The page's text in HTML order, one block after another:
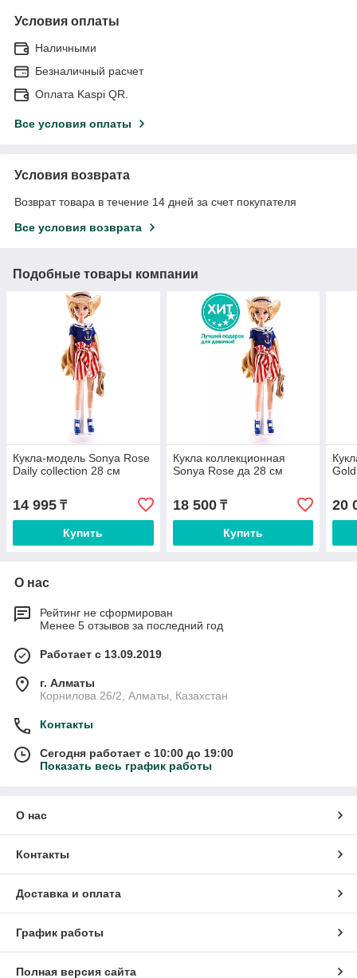
Условия оплаты
Наличными
Безналичный расчет
Оплата Kaspi QR.
Все условия оплаты
Условия возврата
Возврат товара в течение 14 дней за счет покупателя
Все условия возврата
Подобные товары компании
Кукла-модель Sonya Rose
Daily collection 28 см
14 995 ₸
Купить
Кукла коллекционная
Sonya Rose да 28 см
18 500₸
Купить
20
О нас
Рейтинг не сформирован
Менее 5 отзывов за последний год
Работает с 13.09.2019
г. Алматы
Корнилова 26/2, Алматы, Казахстан
Контакты
Сегодня работает с 10:00 до 19:00
Показать весь график работы
О нас
Контакты
Доставка и оплата
График работы
Полная версия сайта